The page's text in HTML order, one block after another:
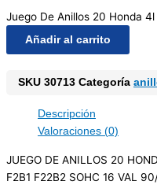
Juego De Anillos 20 Honda
Añadir al carrito
SKU 30713 Categoría
Descripción
Valoraciones (0)
JUEGO DE ANILLOS 20
F2B1 F22B2 SOHC 16 VAL